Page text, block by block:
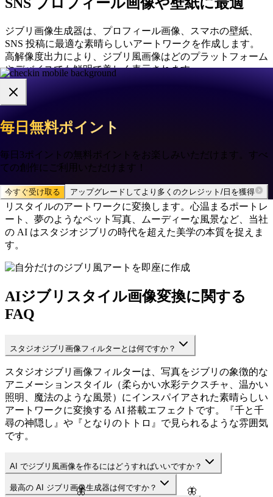
🌸 ✦
🦋 🦋
SNS プロフィール画像や壁紙に最適
ジブリ画像生成器は、プロフィール画像、スマホの壁紙、
SNS 投稿に最適な素晴らしいアートワークを作成します。
高解像度出力により、ジブリ風画像はどのプラットフォーム
やデバイスでも鮮明で美しく表示されます。
自分だけのジブリ風アートを即座に作
自分だけのジブリ風プロフィール画像、ロック画面、ステッ
リ画像生成器は、ワンクリックで写真を美しい手描き風ジブ
リスタイルのアートワークに変換します。心温まるポートレ
ート、夢のようなペット写真、ムーディーな風景など、当社
の AI はスタジオジブリの時代を超えた美学の本質を捉えま
す。
AIジブリスタイル画像変換に関する
FAQ
スタジオジブリ画像フィルターとは何ですか？
スタジオジブリ画像フィルターは、写真をジブリの象徴的な
アニメーションスタイル（柔らかい水彩テクスチャ、温かい
照明、魔法のような風景）にインスパイアされた素晴らしい
アートワークに変換する AI 搭載エフェクトです。『千と千
尋の神隠し』や『となりのトトロ』で見られるような雰囲気
です。
AI でジブリ風画像を作るにはどうすればいいですか？
最高の AI ジブリ画像生成器は何ですか？
毎日無料ポイント
毎日3ポイントの無料ポイントをお楽しみいただけます。すべ
ての創作にご利用いただけます！
今すぐ受け取る アップグレードしてより多くのクレジット/日を獲得
毎日無料ポイント
毎日3ポイントの無料ポイントをお楽しみいただけます。すべ
ての創作にご利用いただけます！
今すぐ受け取る アップグレードしてより多くのクレジット/日を獲得